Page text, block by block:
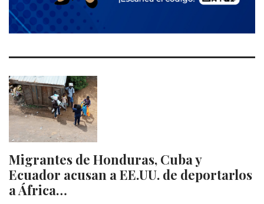
Migrantes de Honduras, Cuba y
Ecuador acusan a EE.UU. de deportarlos
a África…